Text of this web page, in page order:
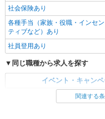
社会保険あり
各種手当（家族・役職・インセン
ティブなど）あり
社員登用あり
同じ職種から求人を探す
イベント・キャン
同じ特徴から求人を探す関連する